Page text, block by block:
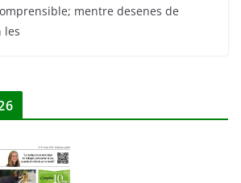
mentre desenes de
les